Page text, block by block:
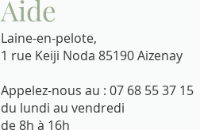
Aide
Laine-en-pelote,
1 rue Keiji Noda 85190 Aizenay
Appelez-nous au : 07 68 55 37 15
du lundi au vendredi
de 8h à 16h